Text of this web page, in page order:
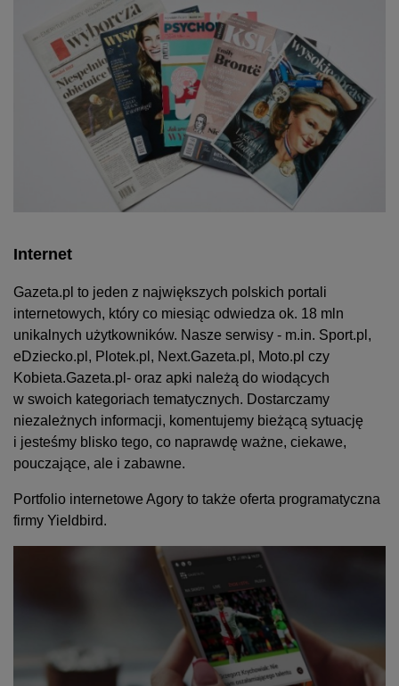
Internet
Gazeta.pl to jeden z największych polskich portali
internetowych, który co miesiąc odwiedza ok. 18 mln
unikalnych użytkowników. Nasze serwisy - m.in. Sport.pl,
eDziecko.pl, Plotek.pl, Next.Gazeta.pl, Moto.pl czy
Kobieta.Gazeta.pl- oraz apki należą do wiodących
w swoich kategoriach tematycznych. Dostarczamy
niezależnych informacji, komentujemy bieżącą sytuację
i jesteśmy blisko tego, co naprawdę ważne, ciekawe,
pouczające, ale i zabawne.
Portfolio internetowe Agory to także oferta programatyczna
firmy Yieldbird.